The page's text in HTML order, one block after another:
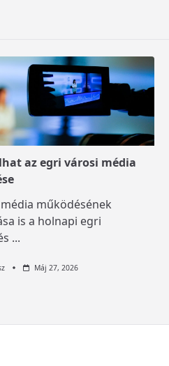
az egri városi média
működésének
is a holnapi egri
...
Máj 27, 2026